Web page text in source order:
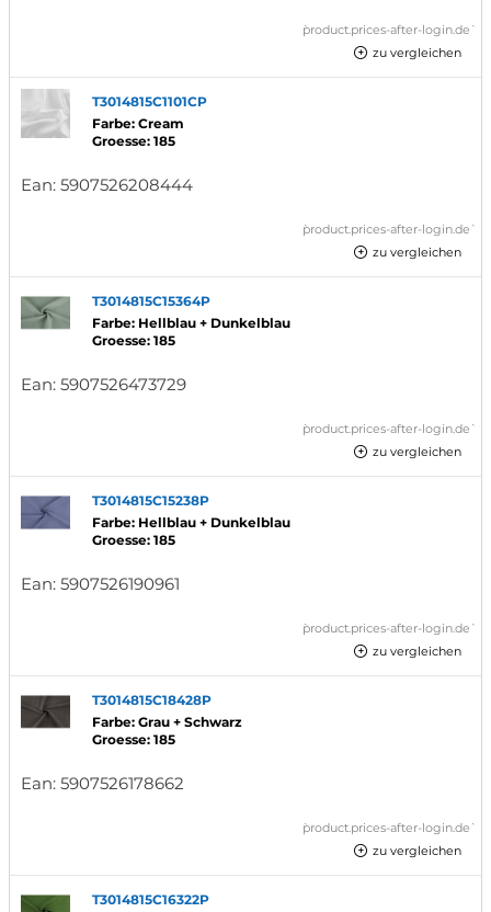
`product.prices-after-login.de`
zu vergleichen
T3014815C1101CP
Farbe: Cream
Groesse: 185
Ean: 5907526208444
`product.prices-after-login.de`
zu vergleichen
T3014815C15364P
Farbe: Hellblau + Dunkelblau
Groesse: 185
Ean: 5907526473729
`product.prices-after-login.de`
zu vergleichen
T3014815C15238P
Farbe: Hellblau + Dunkelblau
Groesse: 185
Ean: 5907526190961
`product.prices-after-login.de`
zu vergleichen
T3014815C18428P
Farbe: Grau + Schwarz
Groesse: 185
Ean: 5907526178662
`product.prices-after-login.de`
zu vergleichen
T3014815C16322P